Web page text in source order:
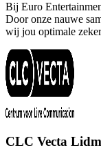
Bij Euro
Door onze nauwe
wij jou optimale
CLC Vecta